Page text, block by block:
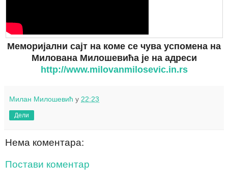
Меморијални сајт на коме се чува успомена на
Милована Милошевића је на адреси
http://www.milovanmilosevic.in.rs
Милан Милошевић у 22:23
Дели
Нема коментара:
Постави коментар